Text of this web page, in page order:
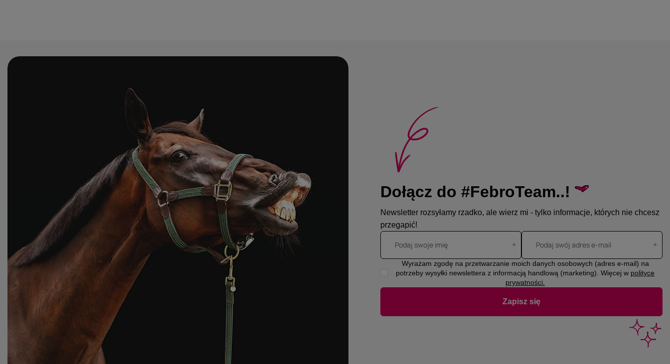
Dołącz do #FebroTeam..!
Newsletter rozsyłamy rzadko, ale wierz mi - tylko informacje, których nie chcesz
przegapić!
Podaj swoje imię Podaj swój adres e-mail
Wyrażam zgodę na przetwarzanie moich danych osobowych (adres e-mail) na
potrzeby wysyłki newslettera z informacją handlową (marketing). Więcej w polityce
prywatności.
Zapisz się